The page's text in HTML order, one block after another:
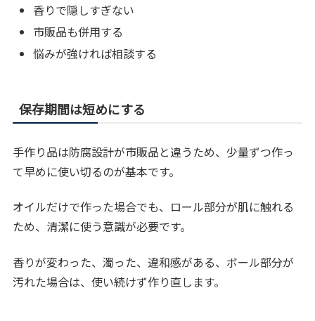
香りで隠しすぎない
市販品も併用する
悩みが強ければ相談する
保存期間は短めにする
手作り品は防腐設計が市販品と違うため、少量ずつ作っ
て早めに使い切るのが基本です。
オイルだけで作った場合でも、ロール部分が肌に触れる
ため、清潔に使う意識が必要です。
香りが変わった、濁った、違和感がある、ボール部分が
汚れた場合は、使い続けず作り直します。